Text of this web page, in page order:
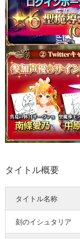
タイトル概要
タイトル名称
刻のイシュタリア